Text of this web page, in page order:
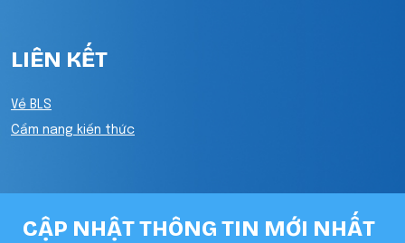
LIÊN KẾT
Về BLS
Cẩm nang kiến thức
CẬP NHẬT THÔNG TIN MỚI NHẤT